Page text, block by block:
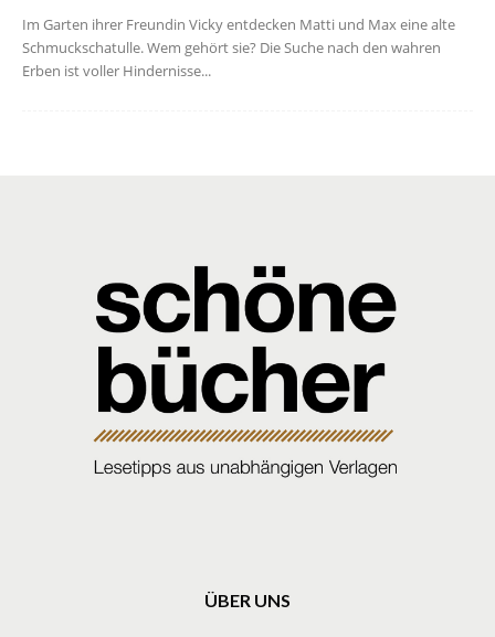
Im Garten ihrer Freundin Vicky entdecken Matti und Max eine alte
Schmuckschatulle. Wem gehört sie? Die Suche nach den wahren
Erben ist voller Hindernisse...
ÜBER UNS